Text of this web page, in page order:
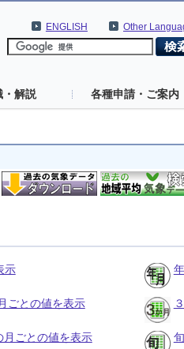
Other
ENGLISH
・解説 各種申請・ご案内
示
ごとの値を表示
月ごとの値を表示